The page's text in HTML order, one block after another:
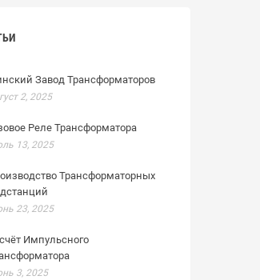
Завод Трансформаторов
2, 2025
Реле Трансформатора
13, 2025
Трансформаторных
23, 2025
Импульсного
3, 2025